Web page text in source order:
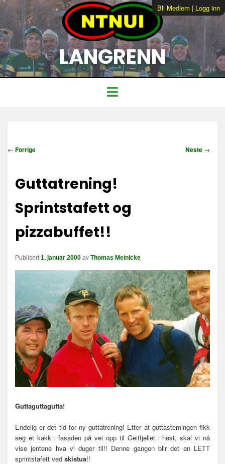
LANGRENN
Bli Medlem | Logg inn
I← Forrige Neste →
Guttatrening!
Sprintstafett og
pizzabuffet!!
Publisert1. januar 2000 av Thomas Meinicke
Guttaguttagutta!
Endelig er det tid for ny guttatrening! Etter at guttastemingen fikk
seg et kakk i fasaden på vei opp til Geitfjellet i høst, skal vi nå
vise jentene hva vi duger til!! Denne gangen blir det en LETT
sprintstafett ved skistua!!